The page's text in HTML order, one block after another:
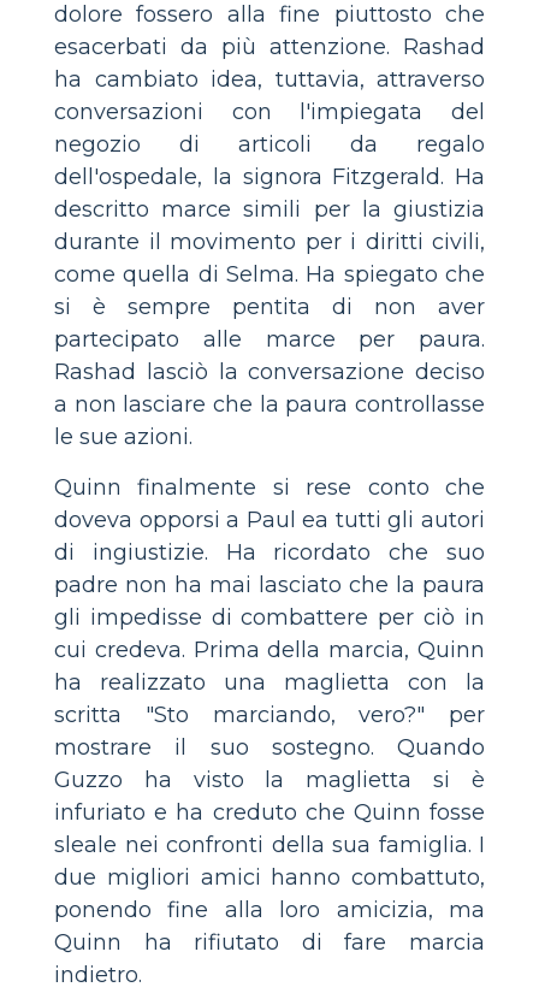
dolore fossero alla fine piuttosto che
esacerbati da più attenzione. Rashad
ha cambiato idea, tuttavia, attraverso
conversazioni con l'impiegata del
negozio di articoli da regalo
dell'ospedale, la signora Fitzgerald. Ha
descritto marce simili per la giustizia
durante il movimento per i diritti civili,
come quella di Selma. Ha spiegato che
si è sempre pentita di non aver
partecipato alle marce per paura.
Rashad lasciò la conversazione deciso
a non lasciare che la paura controllasse
le sue azioni.
Quinn finalmente si rese conto che
doveva opporsi a Paul ea tutti gli autori
di ingiustizie. Ha ricordato che suo
padre non ha mai lasciato che la paura
gli impedisse di combattere per ciò in
cui credeva. Prima della marcia, Quinn
ha realizzato una maglietta con la
scritta "Sto marciando, vero?" per
mostrare il suo sostegno. Quando
Guzzo ha visto la maglietta si è
infuriato e ha creduto che Quinn fosse
sleale nei confronti della sua famiglia. I
due migliori amici hanno combattuto,
ponendo fine alla loro amicizia, ma
Quinn ha rifiutato di fare marcia
indietro.